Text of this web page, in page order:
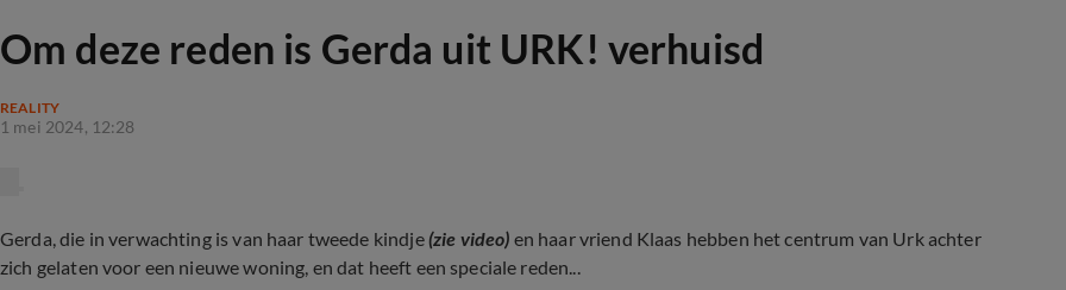
Om deze reden is Gerda uit URK! verhuisd
REALITY
1 mei 2024, 12:28
Gerda, die in verwachting is van haar tweede kindje(zie video) en haar vriend Klaas hebben het centrum van Urk achter
zich gelaten voor een nieuwe woning, en dat heeft een speciale reden...